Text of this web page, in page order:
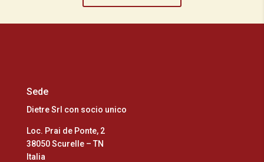
Sede
Dietre Srl con socio unico
Loc. Prai de Ponte, 2
38050 Scurelle – TN
Italia